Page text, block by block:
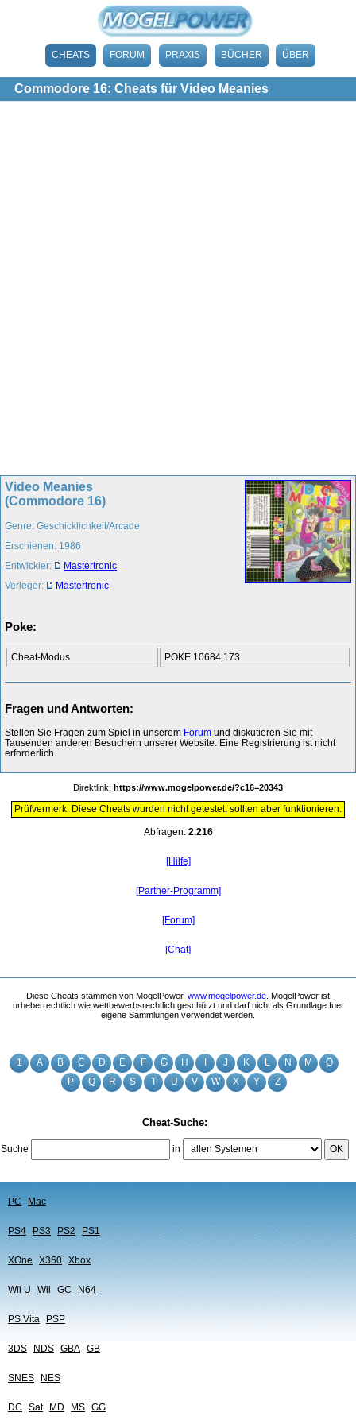
CHEATS FORUM PRAXIS BÜCHER ÜBER
Commodore 16: Cheats für Video Meanies
1 A B C D E F G H J K L N M
O
P
Q R S T U V W X Y Z
Cheat-Suche:
Suche in OK
PC Mac
PS4 PS3 PS2 PS1
XOne X360 Xbox
Wii U Wii GC N64
PS Vita PSP
3DS NDS GBA GB
SNES NES
DC Sat MD MS GG
Video Meanies
(Commodore 16)
Genre: Geschicklichkeit/Arcade
Erschienen: 1986
Entwickler:
Mastertronic
Verleger:
Mastertronic
Poke:
Cheat-Modus POKE 10684,173
Fragen und Antworten:
Stellen Sie Fragen zum Spiel in unserem Forum und diskutieren Sie mit
Tausenden anderen Besuchern unserer Website. Eine Registrierung ist nicht
erforderlich.
Direktlink: https://www.mogelpower.de/?c16=20343
Prüfvermerk: Diese Cheats wurden nicht getestet, sollten aber funktionieren.
Abfragen: 2.216
[Hilfe]
[Partner-Programm]
[Forum]
[Chat]
Diese Cheats stammen von MogelPower, www.mogelpower.de . MogelPower ist
urheberrechtlich wie wettbewerbsrechtlich geschützt und darf nicht als Grundlage fuer
eigene Sammlungen verwendet werden.